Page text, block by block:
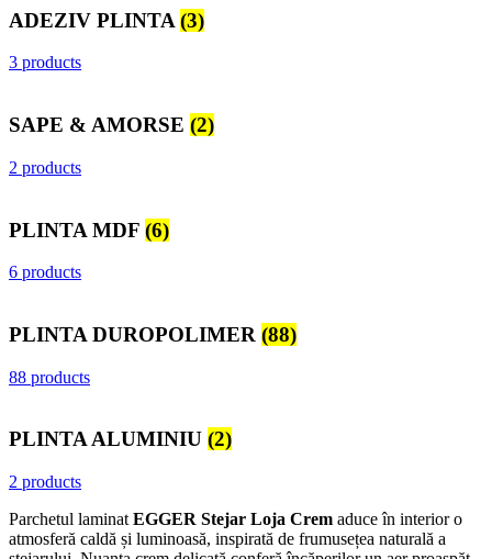
ADEZIV PLINTA (3)
3 products
SAPE & AMORSE (2)
2 products
PLINTA MDF (6)
6 products
PLINTA DUROPOLIMER (88)
88 products
PLINTA ALUMINIU (2)
2 products
Parchetul laminat EGGER Stejar Loja Crem aduce în interior o
atmosferă caldă și luminoasă, inspirată de frumusețea naturală a